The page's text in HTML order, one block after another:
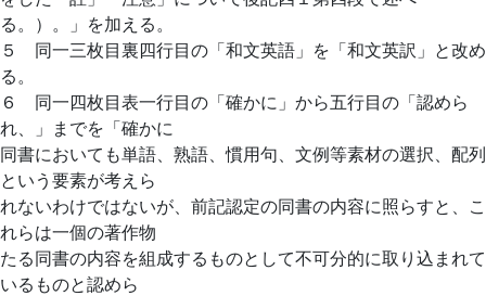
る。）。」を加える。
５ 同一三枚目裏四行目の「和文英語」を「和文英訳」と改め
る。
６ 同一四枚目表一行目の「確かに」から五行目の「認めら
れ、」までを「確かに
同書においても単語、熟語、慣用句、文例等素材の選択、配列
という要素が考えら
れないわけではないが、前記認定の同書の内容に照らすと、こ
れらは一個の著作物
たる同書の内容を組成するものとして不可分的に取り込まれて
いるものと認めら